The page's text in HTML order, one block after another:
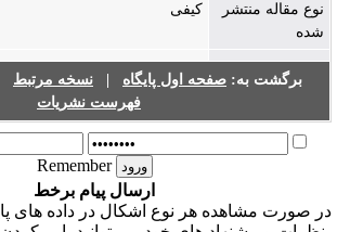
نوع مقاله منتشر
شده
کیفی
برگشت به:صفحه اول پایگاه| نسخه مرتبط|
فهرست نشریات
Remember
ارسال پیام برخط
صورت مشاهده هر نوع اشکال در داده های